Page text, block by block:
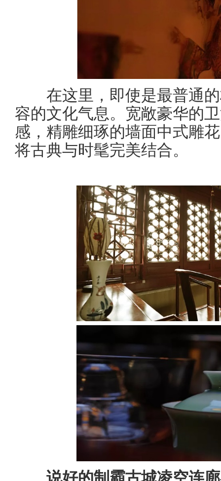
在这里，即使是最普通的
容的文化气息。宽敞豪华的
感，精雕细琢的墙面中式雕
将古典与时髦完美结合。
说好的制霸古城凌空连